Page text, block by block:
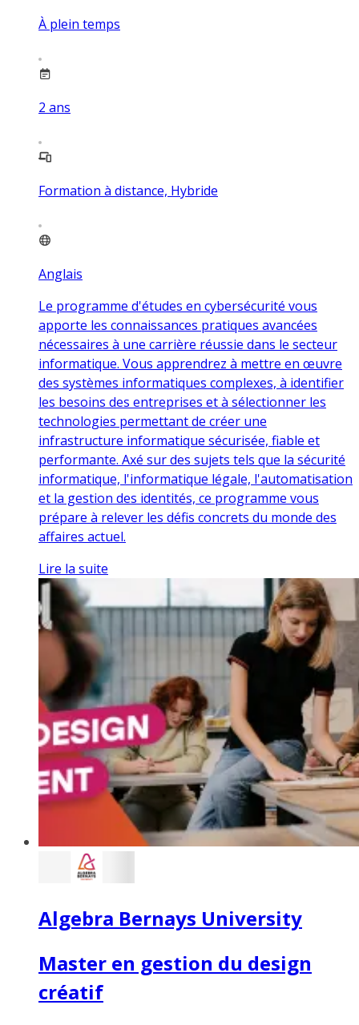
À plein temps
2 ans
Formation à distance, Hybride
Anglais
Le programme d'études en cybersécurité vous
apporte les connaissances pratiques avancées
nécessaires à une carrière réussie dans le secteur
informatique. Vous apprendrez à mettre en œuvre
des systèmes informatiques complexes, à identifier
les besoins des entreprises et à sélectionner les
technologies permettant de créer une
infrastructure informatique sécurisée, fiable et
performante. Axé sur des sujets tels que la sécurité
informatique, l'informatique légale, l'automatisation
et la gestion des identités, ce programme vous
prépare à relever les défis concrets du monde des
affaires actuel.
Lire la suite
Algebra Bernays University
Master en gestion du design
créatif